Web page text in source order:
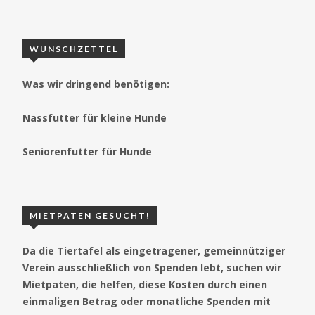
WUNSCHZETTEL
Was wir dringend benötigen:
Nassfutter für kleine Hunde
Seniorenfutter für Hunde
MIETPATEN GESUCHT!
Da die Tiertafel als eingetragener, gemeinnütziger
Verein ausschließlich von Spenden lebt, suchen wir
Mietpaten, die helfen, diese Kosten durch einen
einmaligen Betrag oder monatliche Spenden mit